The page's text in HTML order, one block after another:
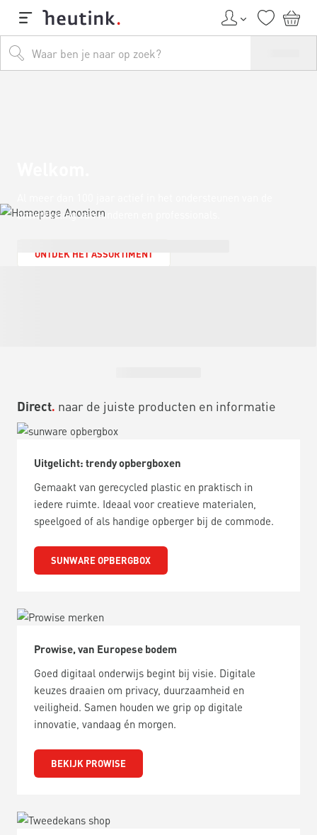
ontwikkeling van kinderen en professionals.
ONTDEK HET ASSORTIMENT
Direct naar de juiste producten en informatie
Uitgelicht: trendy opbergboxen
Gemaakt van gerecycled plastic en praktisch in
iedere ruimte. Ideaal voor creatieve materialen,
speelgoed of als handige opberger bij de commode.
SUNWARE OPBERGBOX
Prowise, van Europese bodem
Goed digitaal onderwijs begint bij visie. Digitale
keuzes draaien om privacy, duurzaamheid en
veiligheid. Samen houden we grip op digitale
innovatie, vandaag én morgen.
BEKIJK PROWISE